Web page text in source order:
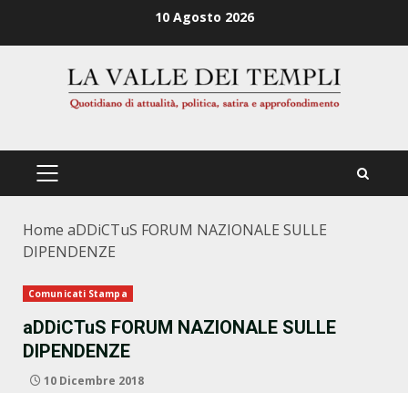
10 Agosto 2026
PRIMÄRES
Home aDDiCTuS FORUM NAZIONALE SULLE
DIPENDENZE
Comunicati Stampa
aDDiCTuS FORUM NAZIONALE SULLE
DIPENDENZE
10 Dicembre 2018